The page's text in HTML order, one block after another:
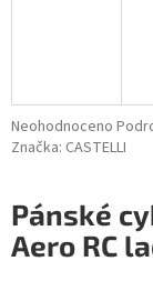
Průměrné
hodnocení
0,0
z
5
Neohodnoceno
Značka: CASTELLI
Pánské
Aero RC